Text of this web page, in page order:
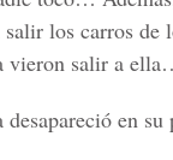
los carros de
vieron salir a
en su